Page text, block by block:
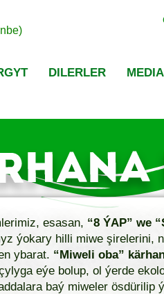
DILERLER MEDIA
esasan, “8 ÝAP” we
ýokary hilli miwe şirelerini,
ybarat. “Miweli oba”
eýe bolup, ol ýerde
baý miweler ösdürilip